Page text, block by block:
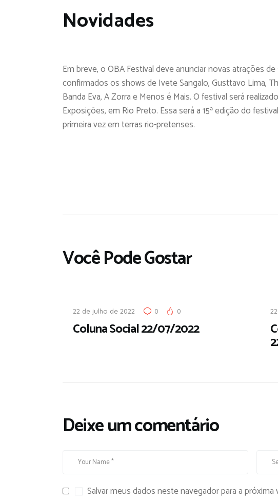
Novidades
Em breve, o OBA Festival deve anunciar novas atrações
confirmados os shows de Ivete Sangalo, Gusttavo Lima,
Banda Eva, A Zorra e Menos é Mais. O festival será
Exposições, em Rio Preto. Essa será a 15ª edição do
primeira vez em terras rio-pretenses.
Você Pode Gostar
22 de julho de 2022 0 0
Coluna Social 22/07/2022
Deixe um comentário
Salvar meus dados neste navegador para a